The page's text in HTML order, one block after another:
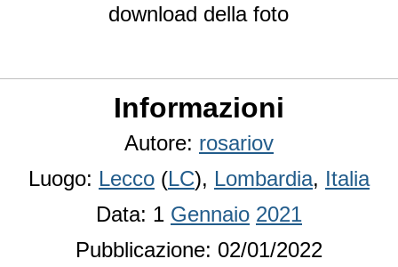
download della foto
Informazioni
Autore: rosariov
Luogo: Lecco (LC), Lombardia, Italia
Data: 1 Gennaio 2021
Pubblicazione: 02/01/2022